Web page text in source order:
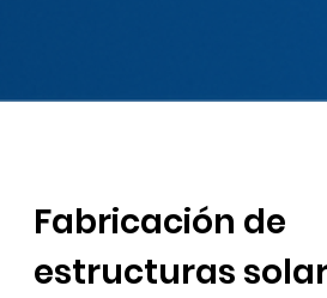
Fabricación de
estructuras